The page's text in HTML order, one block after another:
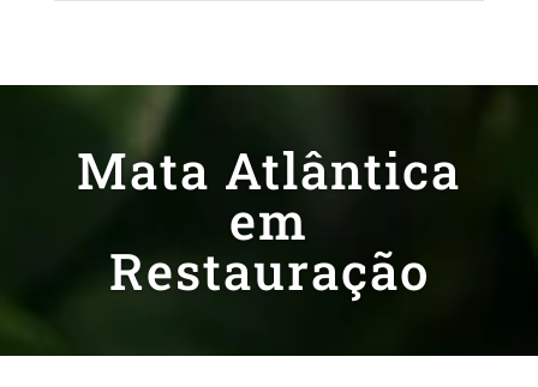
Mata Atlântica
em
Restauração